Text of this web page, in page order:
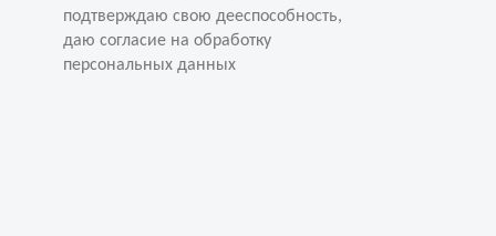
подтверждаю свою дееспособность,
даю согласие на обработку
персональных данных
персональных данных